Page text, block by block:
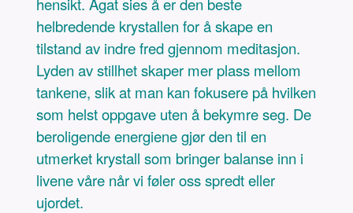
helbredende krystallen for å skape en
tilstand av indre fred gjennom meditasjon.
Lyden av stillhet skaper mer plass mellom
tankene, slik at man kan fokusere på hvilken
som helst oppgave uten å bekymre seg. De
beroligende energiene gjør den til en
utmerket krystall som bringer balanse inn i
livene våre når vi føler oss spredt eller
ujordet.